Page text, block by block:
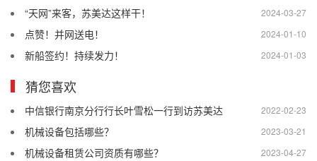
2024-03-27
“天网”来客，苏美达这样干！
2024-01-10
点赞！并网送电！
2024-01-03
新船签约！持续发力！
猜您喜欢
2022-02-23
中信银行南京分行行长叶雪松一行到访苏美达
2023-03-21
机械设备包括哪些？
2023-04-27
机械设备租赁公司资质有哪些？